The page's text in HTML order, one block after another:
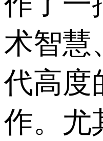
术智慧
代高度
作。尤